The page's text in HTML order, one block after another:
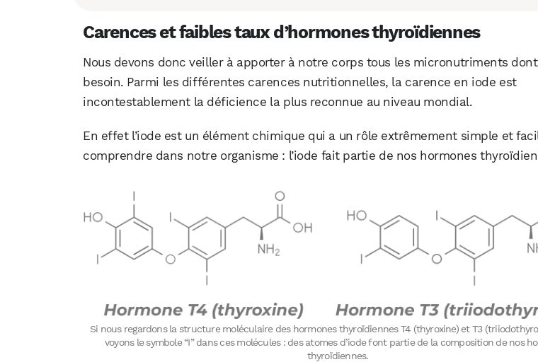
Carences et faibles taux d’hormones thyroïdiennes
Nous devons donc veiller à apporter à notre corps tous les micronutriments
besoin. Parmi les différentes carences nutritionnelles, la carence en iode est
incontestablement la déficience la plus reconnue au niveau mondial.
En effet l’iode est un élément chimique qui a un rôle extrêmement simple et
comprendre dans notre organisme : l’iode fait partie de nos hormones
Si nous regardons la structure moléculaire des hormones thyroïdiennes T4 (thyroxine) et T3
voyons le symbole “I” dans ces molécules : des atomes d’iode font partie de la composition de nos
thyroïdiennes.
Facebook X